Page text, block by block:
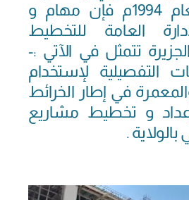
في الأراضي للعام 1994م فإن مهام و
العامة للتخطيط
تتمثل في الآتي :-
التفصيلية لإستخدام
في إطار الخرائط
و تخطيط مشاريع
.